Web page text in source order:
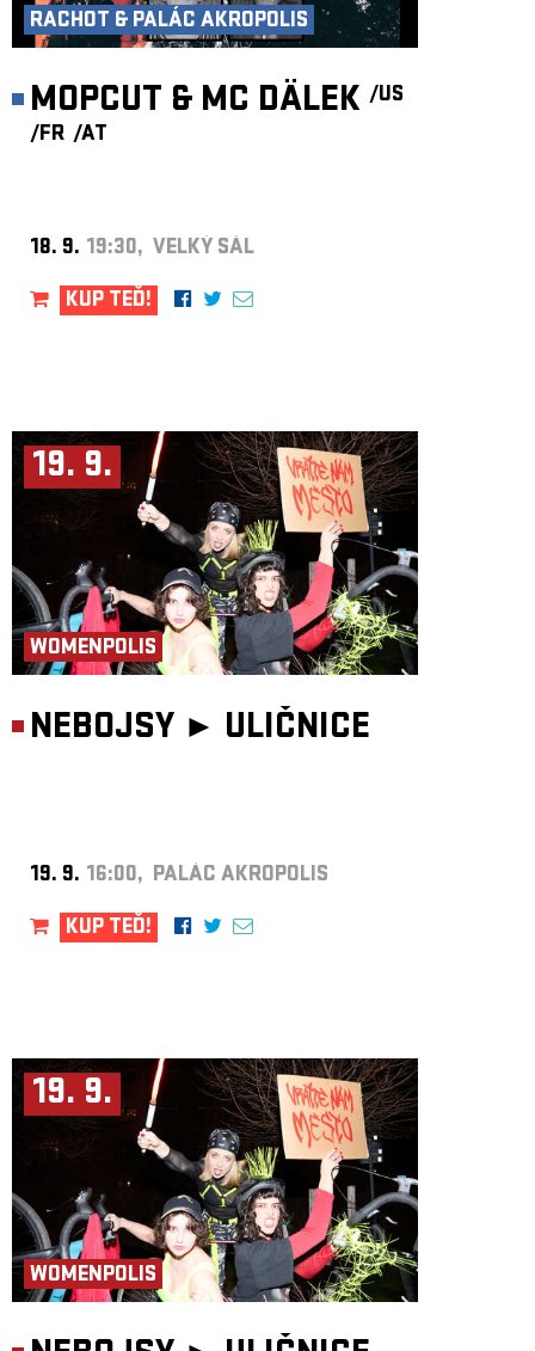
RACHOT & PALÁC AKROPOLIS
MOPCUT & MC DÄLEK /US
/FR /AT
18. 9. 19:30, VELKÝ SÁL
KUP TEĎ!
19. 9.
WOMENPOLIS
NEBOJSY ► ULIČNICE
19. 9. 16:00, PALÁC AKROPOLIS
KUP TEĎ!
19. 9.
WOMENPOLIS